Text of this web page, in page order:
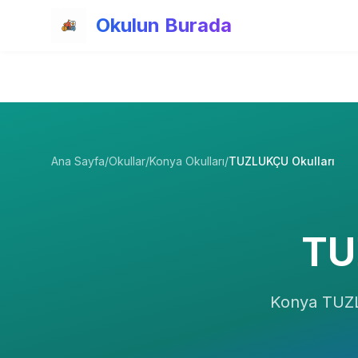
Okulun Burada
Ana Sayfa/Okullar/Konya Okulları/TUZLUKÇU Okulları
Konya